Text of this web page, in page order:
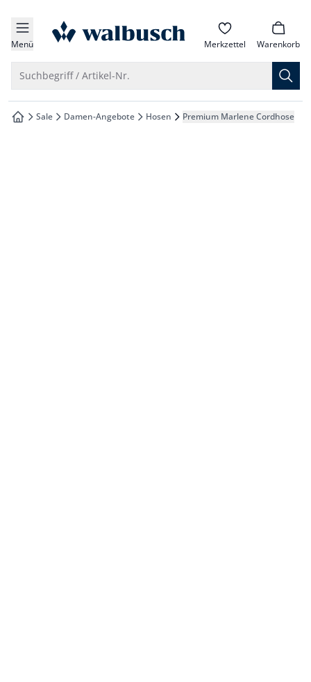
springen
springen
springen
springen
Menü zur Startseite Merkzettel Warenkorb
Suchbegriff / Artikel-Nr.
zur Startseite
Sale Damen-Angebote Hosen Premium Marlene Cordhose